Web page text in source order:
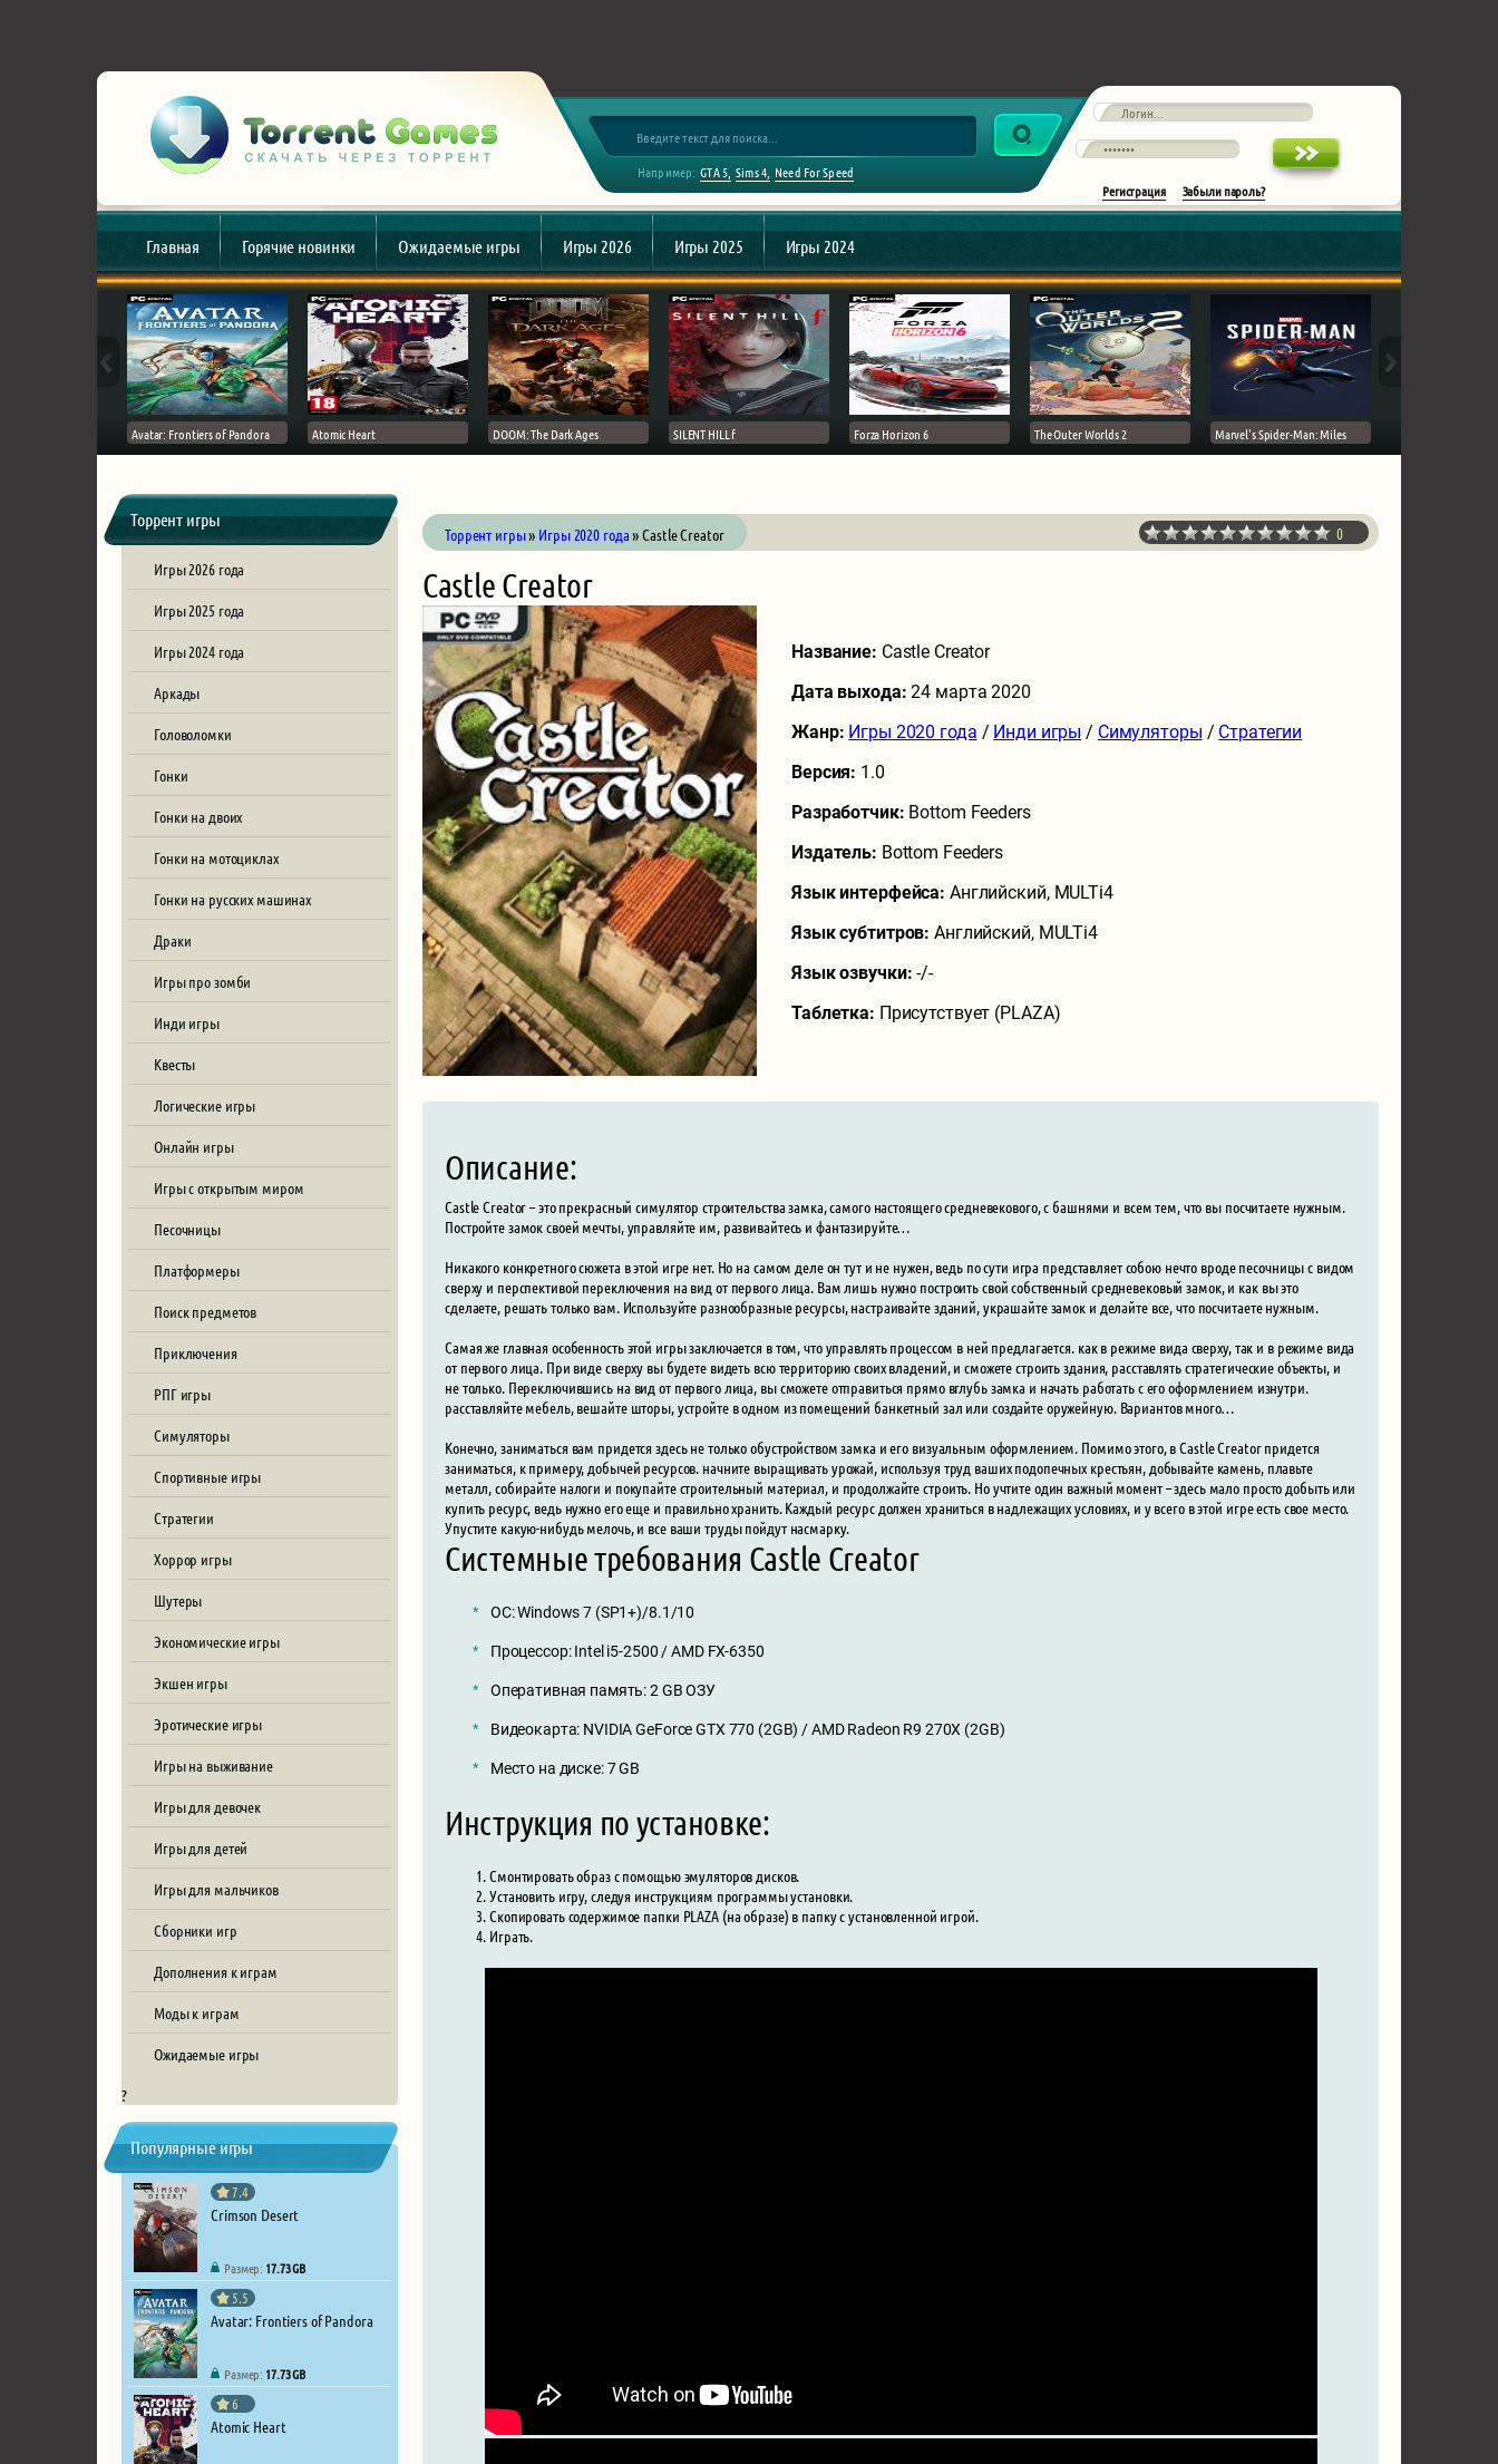
Например: GTA 5 Sims 4 Need For Speed
Регистрация
Забыли пароль?
Главная Горячие новинки Ожидаемые игры Игры 2026 Игры 2025 Игры 2024
Avatar: Frontiers of Pandora Atomic Heart DOOM: The Dark Ages SILENT HILL f Forza Horizon 6 The Outer Worlds 2 Marvel's Spider-Man: Miles
Торрент игры
Игры 2026 года
Игры 2025 года
Игры 2024 года
Аркады
Головоломки
Гонки
Гонки на двоих
Гонки на мотоциклах
Гонки на русских машинах
Драки
Игры про зомби
Инди игры
Квесты
Логические игры
Онлайн игры
Игры с открытым миром
Песочницы
Платформеры
Поиск предметов
Приключения
РПГ игры
Симуляторы
Спортивные игры
Стратегии
Хоррор игры
Шутеры
Экономические игры
Экшен игры
Эротические игры
Игры на выживание
Игры для девочек
Игры для детей
Игры для мальчиков
Сборники игр
Дополнения к играм
Моды к играм
Ожидаемые игры
?
Популярные игры
7.4
Crimson Desert
Размер: 17.73 GB
5.5
Avatar: Frontiers of Pandora
Размер: 17.73 GB
6
Atomic Heart
Торрент игры» Игры 2020 года» Castle Creator 0
Castle Creator
Название: Castle Creator
Дата выхода:24 марта 2020
Жанр: Игры 2020 года / Инди игры / Симуляторы / Стратегии
Версия: 1.0
Разработчик: Bottom Feeders
Издатель: Bottom Feeders
Язык интерфейса: Английский, MULTi4
Язык субтитров:Английский, MULTi4
Язык озвучки:-/-
Таблетка: Присутствует (PLAZA)
Описание:
Castle Creator – это прекрасный симулятор строительства замка, самого настоящего средневекового, с башнями и всем тем, что вы посчитаете нужным.
Постройте замок своей мечты, управляйте им, развивайтесь и фантазируйте…
Никакого конкретного сюжета в этой игре нет. Но на самом деле он тут и не нужен, ведь по сути игра представляет собою нечто вроде песочницы с видом
сверху и перспективой переключения на вид от первого лица. Вам лишь нужно построить свой собственный средневековый замок, и как вы это
сделаете, решать только вам. Используйте разнообразные ресурсы, настраивайте зданий, украшайте замок и делайте все, что посчитаете нужным.
Самая же главная особенность этой игры заключается в том, что управлять процессом в ней предлагается. как в режиме вида сверху, так и в режиме вида
от первого лица. При виде сверху вы будете видеть всю территорию своих владений, и сможете строить здания, расставлять стратегические объекты, и
не только. Переключившись на вид от первого лица, вы сможете отправиться прямо вглубь замка и начать работать с его оформлением изнутри.
расставляйте мебель, вешайте шторы, устройте в одном из помещений банкетный зал или создайте оружейную. Вариантов много…
Конечно, заниматься вам придется здесь не только обустройством замка и его визуальным оформлением. Помимо этого, в Castle Creator придется
заниматься, к примеру, добычей ресурсов. начните выращивать урожай, используя труд ваших подопечных крестьян, добывайте камень, плавьте
металл, собирайте налоги и покупайте строительный материал, и продолжайте строить. Но учтите один важный момент – здесь мало просто добыть или
купить ресурс, ведь нужно его еще и правильно хранить. Каждый ресурс должен храниться в надлежащих условиях, и у всего в этой игре есть свое место.
Упустите какую-нибудь мелочь, и все ваши труды пойдут насмарку.
Системные требования Castle Creator
ОС: Windows 7 (SP1+)/8.1/10
Процессор: Intel i5-2500 / AMD FX-6350
Оперативная память: 2 GB ОЗУ
Видеокарта: NVIDIA GeForce GTX 770 (2GB) / AMD Radeon R9 270X (2GB)
Место на диске: 7 GB
Инструкция по установке:
Смонтировать образ с помощью эмуляторов дисков.
Установить игру, следуя инструкциям программы установки.
Скопировать содержимое папки PLAZA (на образе) в папку с установленной игрой.
Играть.